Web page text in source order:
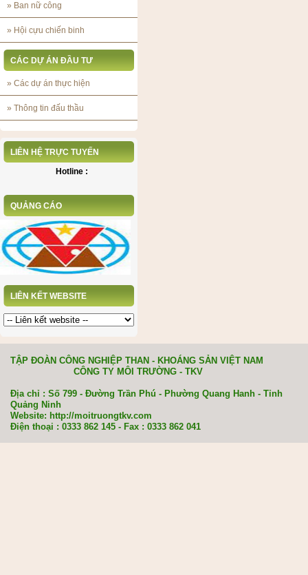
» Ban nữ công
» Hội cựu chiến binh
CÁC DỰ ÁN ĐẦU TƯ
» Các dự án thực hiện
» Thông tin đấu thầu
LIÊN HỆ TRỰC TUYẾN
Hotline :
QUẢNG CÁO
LIÊN KẾT WEBSITE
TẬP ĐOÀN CÔNG NGHIỆP THAN - KHOÁNG SẢN VIỆT NAM
CÔNG TY MÔI TRƯỜNG - TKV
Địa chỉ : Số 799 - Đường Trần Phú - Phường Quang Hanh - Tỉnh
Quảng Ninh
Website: http://moitruongtkv.com
Điện thoại : 0333 862 145 - Fax : 0333 862 041